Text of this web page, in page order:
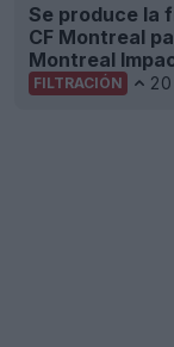
Se produce la
CF Montreal
Montreal
FILTRACIÓN 20